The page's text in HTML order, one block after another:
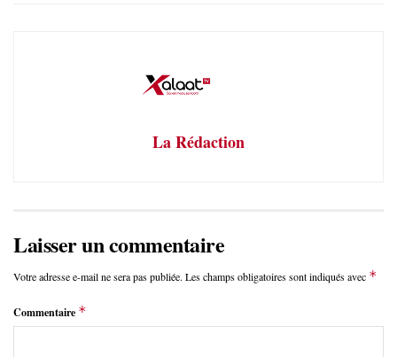
La Rédaction
Laisser un commentaire
Votre adresse e-mail ne sera pas publiée. Les champs obligatoires sont indiqués avec *
Commentaire *